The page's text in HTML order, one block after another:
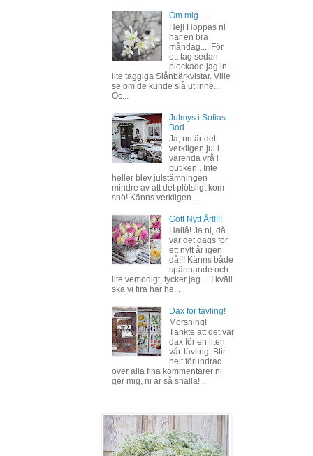
Om mig......
Hej! Hoppas ni
har en bra
måndag.... För
ett tag sedan
plockade jag in
lite taggiga Slånbärkvistar. Ville
se om de kunde slå ut inne...
Oc...
Julmys i Sofias
Bod...
Ja, nu är det
verkligen jul i
varenda vrå i
butiken.. Inte
heller blev julstämningen
mindre av att det plötsligt kom
snö! Känns verkligen ...
Gott Nytt År!!!!!
Hallå! Ja ni, då
var det dags för
ett nytt år igen
då!!! Känns både
spännande och
lite vemodigt, tycker jag.... I kväll
ska vi fira här he...
Dax för tävling!
Morsning!
Tänkte att det var
dax för en liten
vår-tävling. Blir
helt förundrad
över alla fina kommentarer ni
ger mig, ni är så snälla!...